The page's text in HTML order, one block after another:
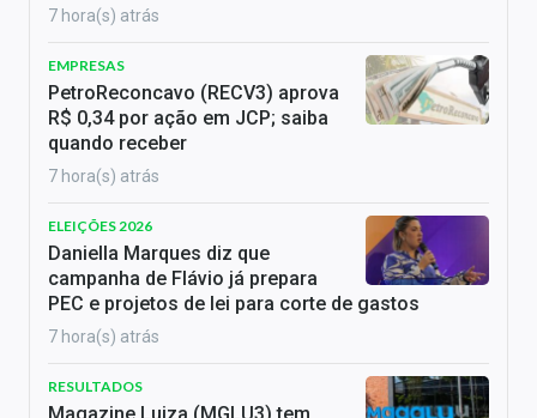
7 hora(s) atrás
EMPRESAS
PetroReconcavo (RECV3) aprova
R$ 0,34 por ação em JCP; saiba
quando receber
7 hora(s) atrás
ELEIÇÕES 2026
Daniella Marques diz que
campanha de Flávio já prepara
PEC e projetos de lei para corte de gastos
7 hora(s) atrás
RESULTADOS